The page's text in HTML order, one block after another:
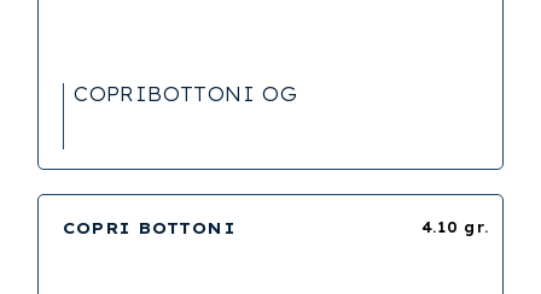
COPRIBOTTONI OG
4.10 gr.
COPRI BOTTONI